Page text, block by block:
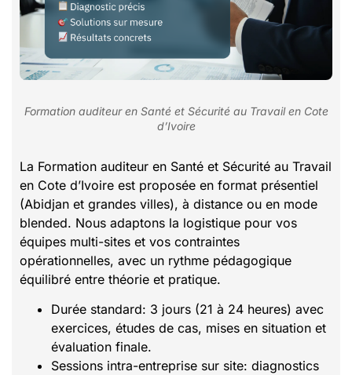
Formation auditeur en Santé et Sécurité au Travail en Cote
d’Ivoire
La Formation auditeur en Santé et Sécurité au Travail
en Cote d’Ivoire est proposée en format présentiel
(Abidjan et grandes villes), à distance ou en mode
blended. Nous adaptons la logistique pour vos
équipes multi-sites et vos contraintes
opérationnelles, avec un rythme pédagogique
équilibré entre théorie et pratique.
Durée standard: 3 jours (21 à 24 heures) avec
exercices, études de cas, mises en situation et
évaluation finale.
Sessions intra-entreprise sur site: diagnostics